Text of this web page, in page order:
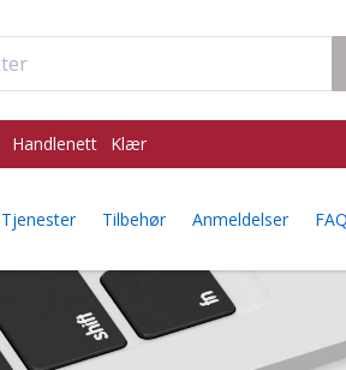
Handlenett Klær
Tjenester Tilbehør Anmeldelser FAQ